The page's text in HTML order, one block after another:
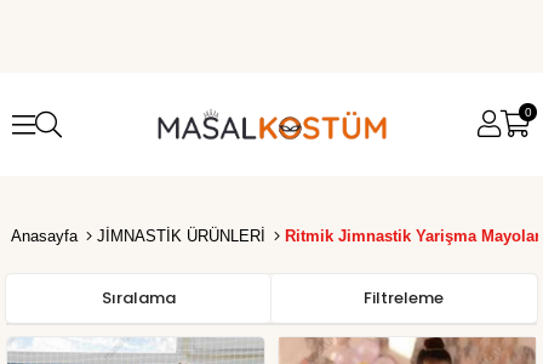
0
Anasayfa JİMNASTİK ÜRÜNLERİ Ritmik Jimnastik Yarişma
Filtreleme
Sıralama